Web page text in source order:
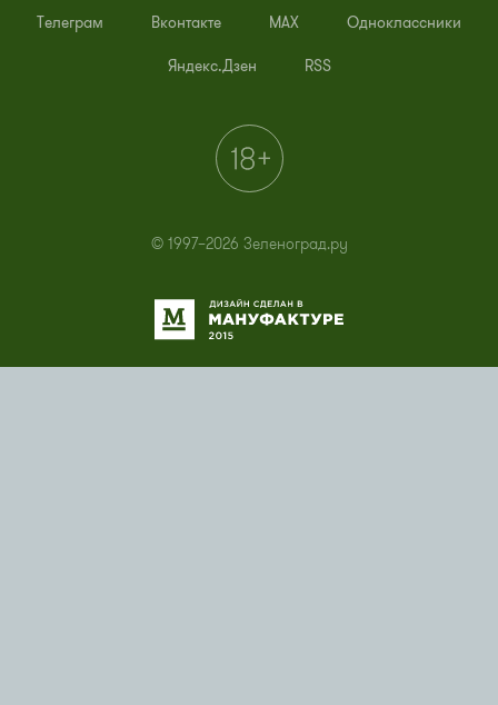
Телеграм Вконтакте MAX Одноклассники
Яндекс.Дзен RSS
© 1997–2026 Зеленоград.ру